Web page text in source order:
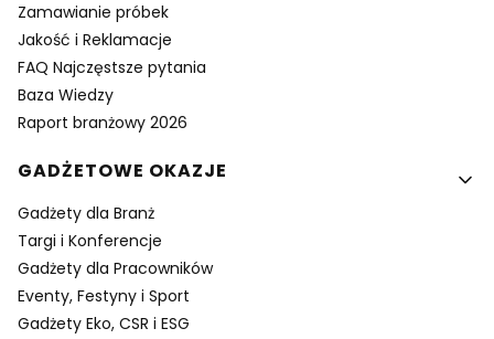
Zamawianie próbek
Jakość i Reklamacje
FAQ Najczęstsze pytania
Baza Wiedzy
Raport branżowy 2026
GADŻETOWE OKAZJE
Gadżety dla Branż
Targi i Konferencje
Gadżety dla Pracowników
Eventy, Festyny i Sport
Gadżety Eko, CSR i ESG